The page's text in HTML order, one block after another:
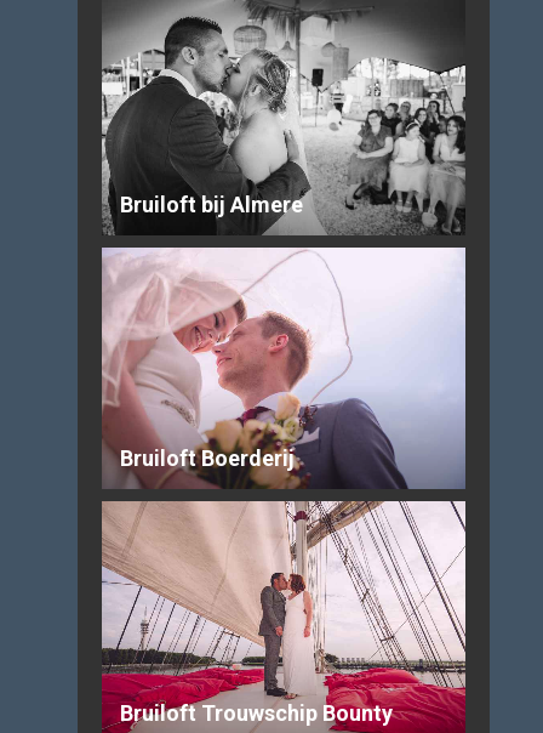
Bruiloft bij Almere
Bruiloft Boerderij
Bruiloft Trouwschip Bounty